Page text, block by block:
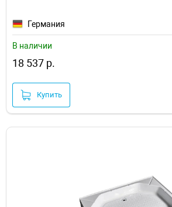
Германия
В наличии
18 537 р.
Купить